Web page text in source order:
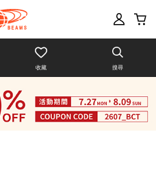
收藏 搜尋